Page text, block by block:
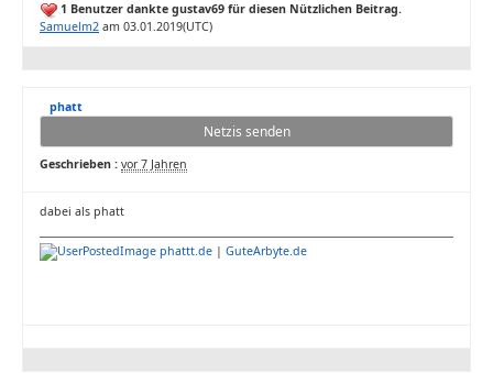
1 Benutzer dankte gustav69 für diesen Nützlichen Beitrag.
Samuelm2 am 03.01.2019(UTC)
phatt
Netzis senden
Geschrieben : vor 7 Jahren
dabei als phatt
phattt.de | GuteArbyte.de